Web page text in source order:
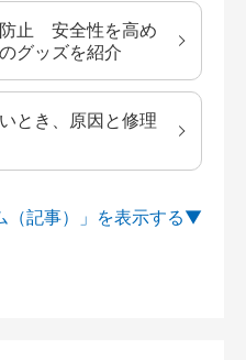
防止 安全性を高め
グッズを紹介
とき、原因と修理
（記事）」を